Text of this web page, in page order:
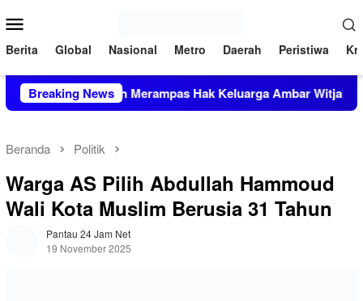
ke
kontenMobile
Berita Global Nasional Metro Daerah Peristiwa
Breaking News
Mafia Tanah Merampas Hak Keluarga Ambar Witjaksono
Beranda Politik
Warga AS Pilih Abdullah Hammoud
Wali Kota Muslim Berusia 31 Tahun
Pantau 24 Jam Net
19 November 2025